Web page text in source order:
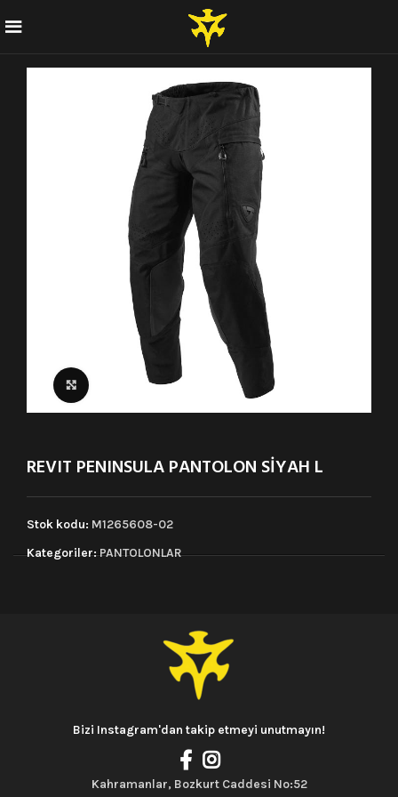
Click to enlarge
REVIT PENINSULA PANTOLON SİYAH L
Stok kodu: M1265608-02
Kategoriler:PANTOLONLAR
Bizi Instagram'dan takip etmeyi unutmayın!
Kahramanlar, Bozkurt Caddesi No:52